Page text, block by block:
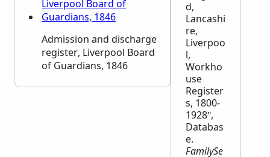
Admission and discharge
register, Liverpool Board
of Guardians, 1846
d,
Lancashi
re,
Liverpoo
l,
Workho
use
Register
s, 1800-
1928",
Databas
e.
FamilySe